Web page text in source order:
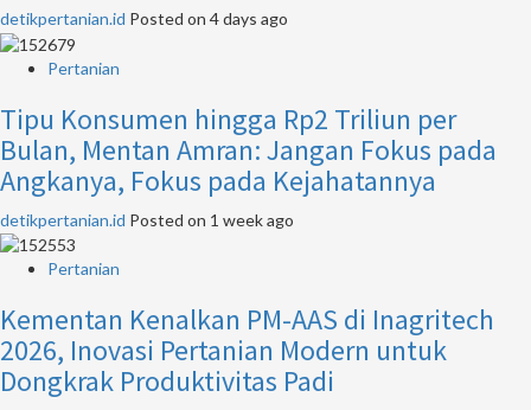
detikpertanian.id Posted on 4 days ago
Pertanian
Tipu Konsumen hingga Rp2 Triliun per
Bulan, Mentan Amran: Jangan Fokus pada
Angkanya, Fokus pada Kejahatannya
detikpertanian.id Posted on 1 week ago
Pertanian
Kementan Kenalkan PM-AAS di Inagritech
2026, Inovasi Pertanian Modern untuk
Dongkrak Produktivitas Padi